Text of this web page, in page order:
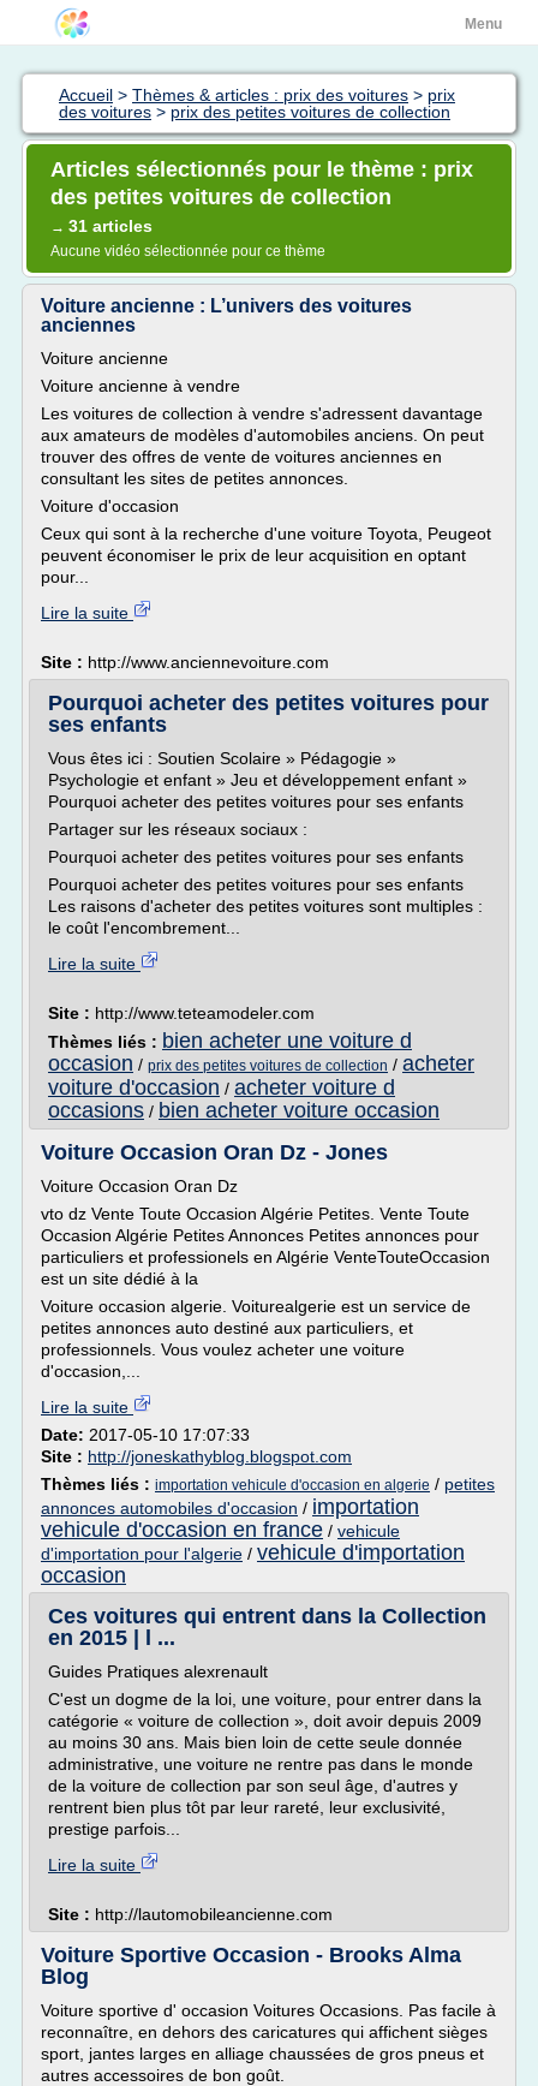
Menu
Accueil > Thèmes & articles : prix des voitures > prix
des voitures > prix des petites voitures de collection
Articles sélectionnés pour le thème : prix
des petites voitures de collection
→ 31 articles
Aucune vidéo sélectionnée pour ce thème
Voiture ancienne : L’univers des voitures
anciennes
Voiture ancienne
Voiture ancienne à vendre
Les voitures de collection à vendre s'adressent davantage
aux amateurs de modèles d'automobiles anciens. On peut
trouver des offres de vente de voitures anciennes en
consultant les sites de petites annonces.
Voiture d'occasion
Ceux qui sont à la recherche d'une voiture Toyota, Peugeot
peuvent économiser le prix de leur acquisition en optant
pour...
Lire la suite
Site : http://www.anciennevoiture.com
Pourquoi acheter des petites voitures pour
ses enfants
Vous êtes ici : Soutien Scolaire » Pédagogie »
Psychologie et enfant » Jeu et développement enfant »
Pourquoi acheter des petites voitures pour ses enfants
Partager sur les réseaux sociaux :
Pourquoi acheter des petites voitures pour ses enfants
Pourquoi acheter des petites voitures pour ses enfants
Les raisons d'acheter des petites voitures sont multiples :
le coût l'encombrement...
Lire la suite
Site : http://www.teteamodeler.com
Thèmes liés : bien acheter une voiture d
occasion / prix des petites voitures de collection / acheter
voiture d'occasion / acheter voiture d
occasions / bien acheter voiture occasion
Voiture Occasion Oran Dz - Jones
Voiture Occasion Oran Dz
vto dz Vente Toute Occasion Algérie Petites. Vente Toute
Occasion Algérie Petites Annonces Petites annonces pour
particuliers et professionels en Algérie VenteTouteOccasion
est un site dédié à la
Voiture occasion algerie. Voiturealgerie est un service de
petites annonces auto destiné aux particuliers, et
professionnels. Vous voulez acheter une voiture
d'occasion,...
Lire la suite
Date: 2017-05-10 17:07:33
Site : http://joneskathyblog.blogspot.com
Thèmes liés : importation vehicule d'occasion en algerie / petites
annonces automobiles d'occasion / importation
vehicule d'occasion en france / vehicule
d'importation pour l'algerie / vehicule d'importation
occasion
Ces voitures qui entrent dans la Collection
en 2015 | l ...
Guides Pratiques alexrenault
C'est un dogme de la loi, une voiture, pour entrer dans la
catégorie « voiture de collection », doit avoir depuis 2009
au moins 30 ans. Mais bien loin de cette seule donnée
administrative, une voiture ne rentre pas dans le monde
de la voiture de collection par son seul âge, d'autres y
rentrent bien plus tôt par leur rareté, leur exclusivité,
prestige parfois...
Lire la suite
Site : http://lautomobileancienne.com
Voiture Sportive Occasion - Brooks Alma
Blog
Voiture sportive d' occasion Voitures Occasions. Pas facile à
reconnaître, en dehors des caricatures qui affichent sièges
sport, jantes larges en alliage chaussées de gros pneus et
autres accessoires de bon goût.